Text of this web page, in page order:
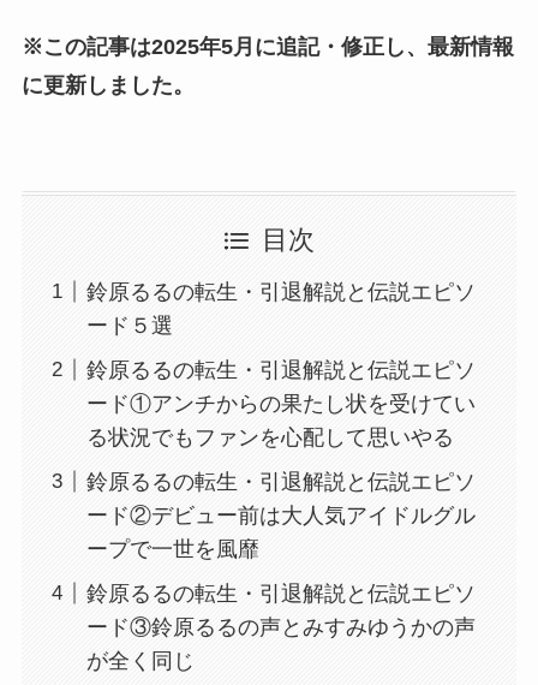
※この記事は2025年5月に追記・修正し、最新情報
に更新しました。
目次
鈴原るるの転生・引退解説と伝説エピソ
ード５選
鈴原るるの転生・引退解説と伝説エピソ
ード①アンチからの果たし状を受けてい
る状況でもファンを心配して思いやる
鈴原るるの転生・引退解説と伝説エピソ
ード②デビュー前は大人気アイドルグル
ープで一世を風靡
鈴原るるの転生・引退解説と伝説エピソ
ード③鈴原るるの声とみすみゆうかの声
が全く同じ